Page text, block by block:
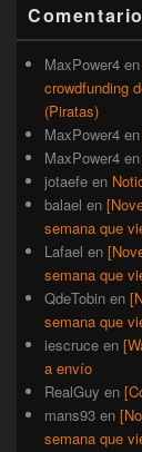
lateral
primaria
MaxPower4 en
crowdfunding
(Piratas)
MaxPower4 en
MaxPower4 en
jotaefe en
balael en
semana que
Lafael en
semana que
QdeTobin en
semana que
iescruce en
a envío
RealGuy en
mans93 en
semana que